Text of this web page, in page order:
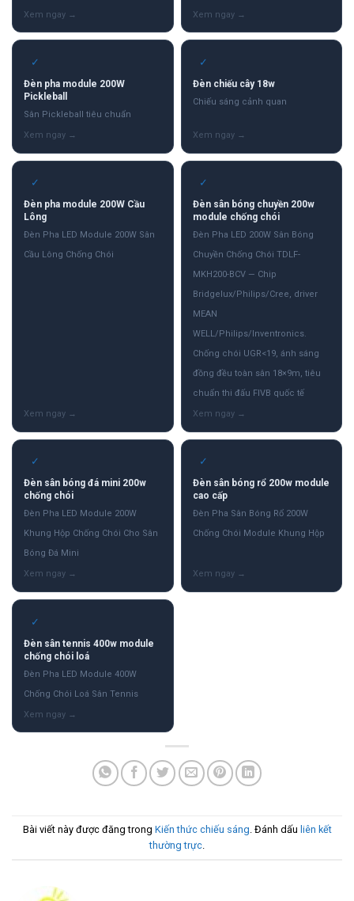
✓
Đèn pha module 200W
Pickleball
Sân Pickleball tiêu chuẩn
✓
Đèn chiếu cây 18w
Chiếu sáng cảnh quan
✓
Đèn pha module 200W Cầu
Lông
Đèn Pha LED Module 200W Sân
Cầu Lông Chống Chói
✓
Đèn sân bóng chuyền 200w
module chống chói
Đèn Pha LED 200W Sân Bóng
Chuyền Chống Chói TDLF-
MKH200-BCV — Chip
Bridgelux/Philips/Cree, driver
MEAN
WELL/Philips/Inventronics.
Chống chói UGR<19, ánh sáng
đồng đều toàn sân 18×9m, tiêu
chuẩn thi đấu FIVB quốc tế
✓
Đèn sân bóng đá mini 200w
chống chói
Đèn Pha LED Module 200W
Khung Hộp Chống Chói Cho Sân
Bóng Đá Mini
✓
Đèn sân bóng rổ 200w module
cao cấp
Đèn Pha Sân Bóng Rổ 200W
Chống Chói Module Khung Hộp
✓
Đèn sân tennis 400w module
chống chói loá
Đèn Pha LED Module 400W
Chống Chói Loá Sân Tennis
Bài viết này được đăng trong Kiến thức chiếu sáng . Đánh dấu liên kết
thường trực